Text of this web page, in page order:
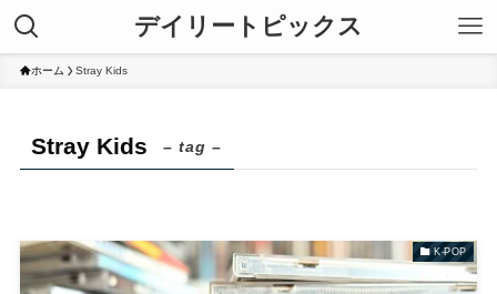
デイリートピックス
ホーム Stray Kids
Stray Kids – tag –
K-POP